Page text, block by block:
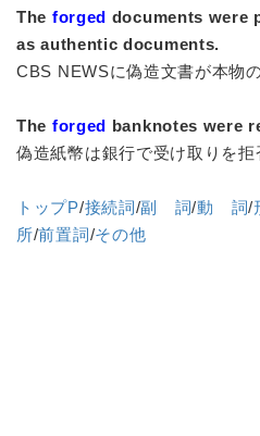
The forged documents were
as authentic documents.
CBS NEWSに偽造文書が本物
The forged banknotes were
偽造紙幣は銀行で受け取りを拒
トップP/接続詞/副 詞/動 詞/
所/前置詞/その他